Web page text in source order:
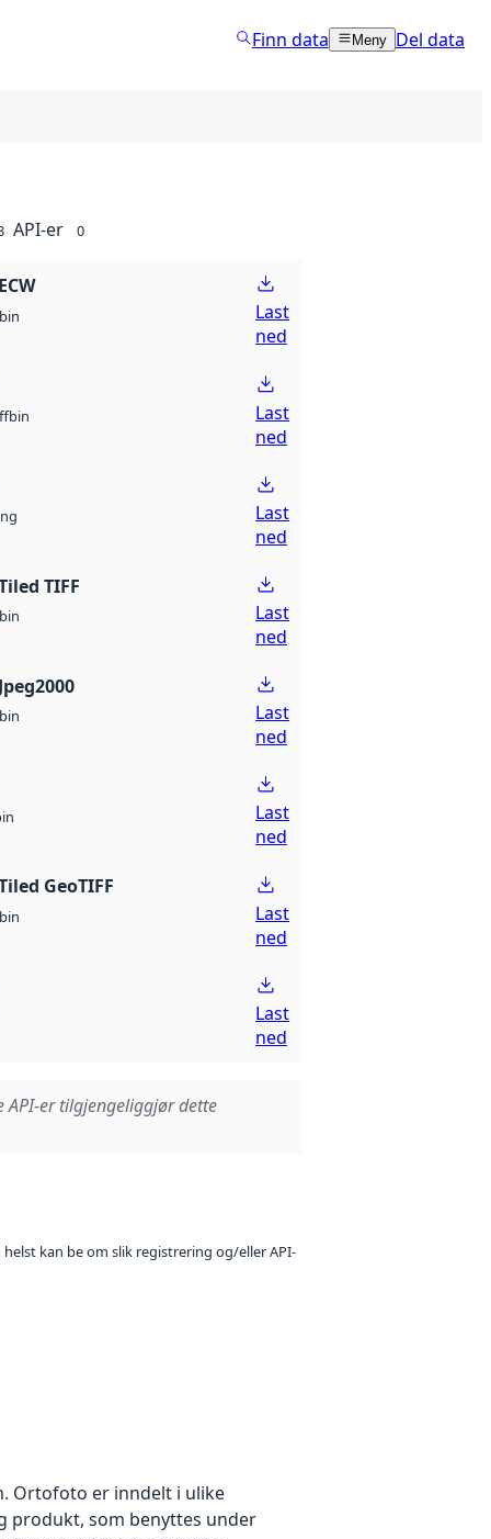
Finn data Meny Del data
API-er 0
bin
Last
ned
bin
Last
ned
Last
ned
TIFF
bin
Last
ned
bin
Last
ned
Last
ned
GeoTIFF
bin
Last
ned
Last
ned
API-er tilgjengeliggjør dette
kan be om slik registrering og/eller API-
Ortofoto er inndelt i ulike
produkt, som benyttes under